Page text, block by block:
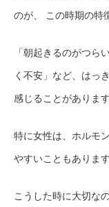
のが、 この時期の特
「朝起きるのがつら
く不安」など、はっ
感じることがありま
特に女性は、ホルモ
やすいこともありま
こうした時に大切な